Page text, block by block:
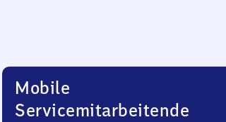
Mobile
Servicemitarbeitende